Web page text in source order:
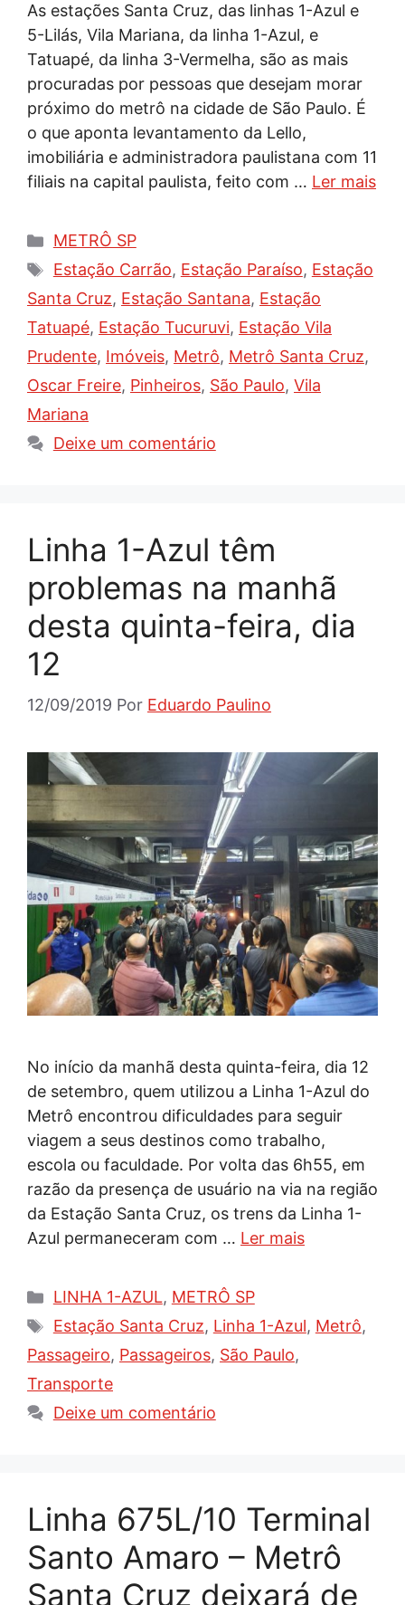
As estações Santa Cruz, das linhas 1-Azul e
5-Lilás, Vila Mariana, da linha 1-Azul, e
Tatuapé, da linha 3-Vermelha, são as mais
procuradas por pessoas que desejam morar
próximo do metrô na cidade de São Paulo. É
o que aponta levantamento da Lello,
imobiliária e administradora paulistana com 11
filiais na capital paulista, feito com … Ler mais
Categorias
METRÔ SP
Tags
Estação Carrão, Estação Paraíso, Estação
Santa Cruz, Estação Santana, Estação
Tatuapé, Estação Tucuruvi, Estação Vila
Prudente, Imóveis, Metrô, Metrô Santa Cruz,
Oscar Freire, Pinheiros, São Paulo, Vila
Mariana
Deixe um comentário
Linha 1-Azul têm
problemas na manhã
desta quinta-feira, dia
12
12/09/2019 Por Eduardo Paulino
No início da manhã desta quinta-feira, dia 12
de setembro, quem utilizou a Linha 1-Azul do
Metrô encontrou dificuldades para seguir
viagem a seus destinos como trabalho,
escola ou faculdade. Por volta das 6h55, em
razão da presença de usuário na via na região
da Estação Santa Cruz, os trens da Linha 1-
Azul permaneceram com … Ler mais
Categorias
LINHA 1-AZUL, METRÔ SP
Tags
Estação Santa Cruz, Linha 1-Azul, Metrô,
Passageiro, Passageiros, São Paulo,
Transporte
Deixe um comentário
Linha 675L/10 Terminal
Santo Amaro – Metrô
Santa Cruz deixará de